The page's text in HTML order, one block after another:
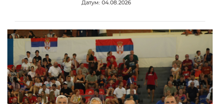
Датум: 04.08.2026